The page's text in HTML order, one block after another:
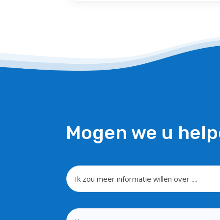
Mogen we u